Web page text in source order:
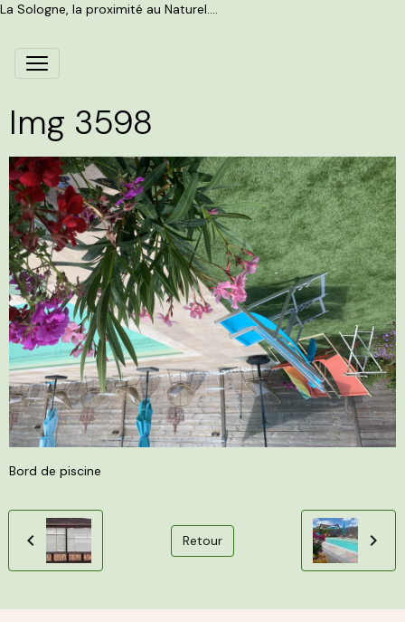
La Sologne, la proximité au Naturel....
Img 3598
Bord de piscine
Retour